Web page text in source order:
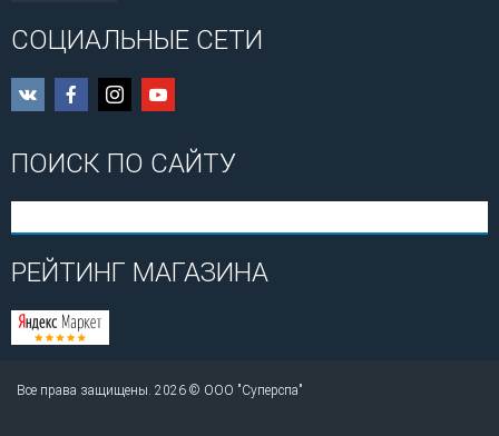
СОЦИАЛЬНЫЕ СЕТИ
ПОИСК ПО САЙТУ
РЕЙТИНГ МАГАЗИНА
Все права защищены. 2026 © ООО "Суперспа"